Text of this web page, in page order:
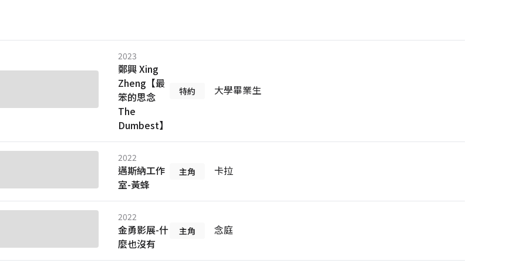
2023
鄭興 Xing
Zheng【最
笨的思念
The
Dumbest】
特約 大學畢業生
2022
邁斯納工作
室-黃蜂
主角 卡拉
2022
金勇影展-什
麼也沒有
主角 念庭